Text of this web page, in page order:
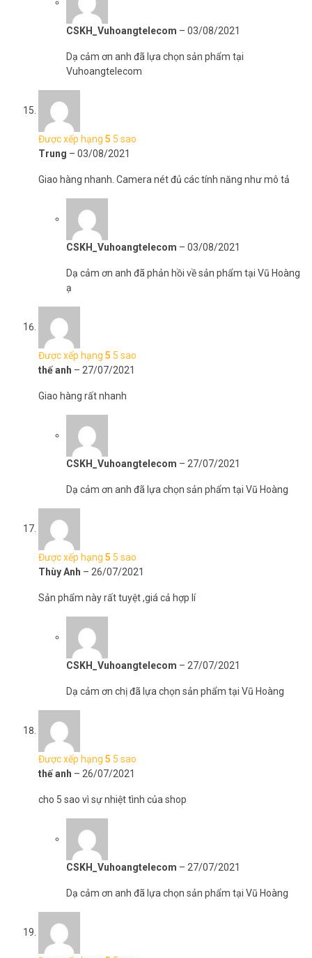
CSKH_Vuhoangtelecom – 03/08/2021
Dạ cảm ơn anh đã lựa chọn sản phẩm tại
Vuhoangtelecom
Được xếp hạng 5 5 sao
Trung – 03/08/2021
Giao hàng nhanh. Camera nét đủ các tính năng như mô tả
CSKH_Vuhoangtelecom – 03/08/2021
Dạ cảm ơn anh đã phản hồi về sản phẩm tại Vũ Hoàng
ạ
Được xếp hạng 5 5 sao
thế anh – 27/07/2021
Giao hàng rất nhanh
CSKH_Vuhoangtelecom – 27/07/2021
Dạ cảm ơn anh đã lựa chọn sản phẩm tại Vũ Hoàng
Được xếp hạng 5 5 sao
Thùy Anh – 26/07/2021
Sản phẩm này rất tuyệt ,giá cả hợp lí
CSKH_Vuhoangtelecom – 27/07/2021
Dạ cảm ơn chị đã lựa chọn sản phẩm tại Vũ Hoàng
Được xếp hạng 5 5 sao
thế anh – 26/07/2021
cho 5 sao vì sự nhiệt tình của shop
CSKH_Vuhoangtelecom – 27/07/2021
Dạ cảm ơn anh đã lựa chọn sản phẩm tại Vũ Hoàng